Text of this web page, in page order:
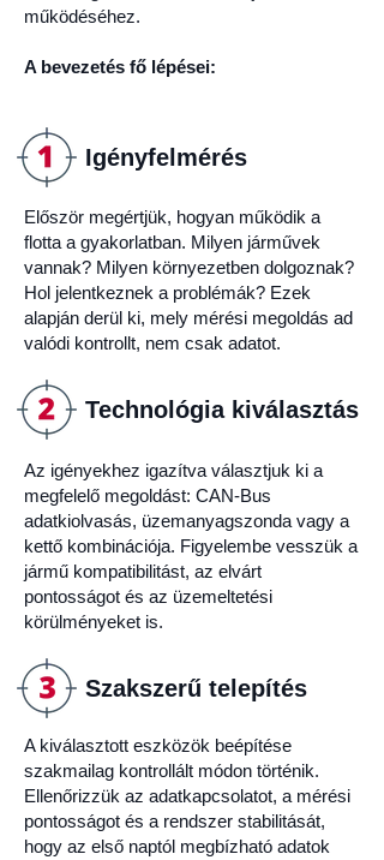
működéséhez.
A bevezetés fő lépései:
Igényfelmérés
Először megértjük, hogyan működik a
flotta a gyakorlatban. Milyen járművek
vannak? Milyen környezetben dolgoznak?
Hol jelentkeznek a problémák? Ezek
alapján derül ki, mely mérési megoldás ad
valódi kontrollt, nem csak adatot.
Technológia kiválasztás
Az igényekhez igazítva választjuk ki a
megfelelő megoldást: CAN-Bus
adatkiolvasás, üzemanyagszonda vagy a
kettő kombinációja. Figyelembe vesszük a
jármű kompatibilitást, az elvárt
pontosságot és az üzemeltetési
körülményeket is.
Szakszerű telepítés
A kiválasztott eszközök beépítése
szakmailag kontrollált módon történik.
Ellenőrizzük az adatkapcsolatot, a mérési
pontosságot és a rendszer stabilitását,
hogy az első naptól megbízható adatok